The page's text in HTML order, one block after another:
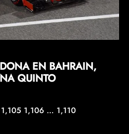
EN BAHRAIN,
QUINTO
1,105 1,106 … 1,110